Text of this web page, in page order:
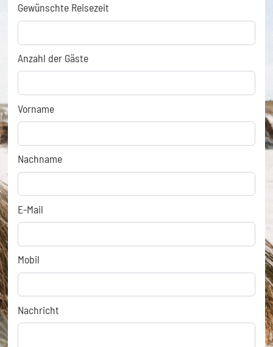
Gewünschte Reisezeit
Anzahl der Gäste
Vorname
Nachname
E-Mail
Mobil
Nachricht